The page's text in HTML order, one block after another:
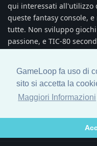
GameLoop fa uso di
sito si accetta la
Maggiori Informazioni
qui interessati all'utilizzo
queste fantasy console,
tutte. Non sviluppo
passione, e TIC-80
Passerò su Discord, cosi
direttamente con voi, e
Un saluto